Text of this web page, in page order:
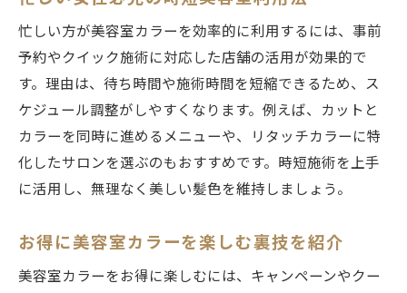
忙しい方が美容室カラーを効率的に利用するには、事前
予約やクイック施術に対応した店舗の活用が効果的で
す。理由は、待ち時間や施術時間を短縮できるため、ス
ケジュール調整がしやすくなります。例えば、カットと
カラーを同時に進めるメニューや、リタッチカラーに特
化したサロンを選ぶのもおすすめです。時短施術を上手
に活用し、無理なく美しい髪色を維持しましょう。
お得に美容室カラーを楽しむ裏技を紹介
美容室カラーをお得に楽しむには、キャンペーンやクー